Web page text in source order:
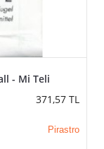
- Mi Teli
371,57 TL
Pirastro